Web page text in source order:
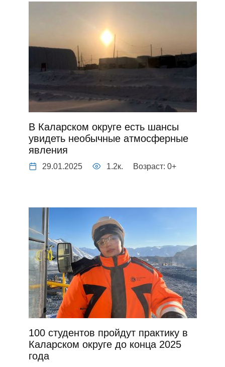
В Каларском округе есть шансы
увидеть необычные атмосферные
явления
29.01.2025 1.2к. Возраст: 0+
100 студентов пройдут практику в
Каларском округе до конца 2025
года